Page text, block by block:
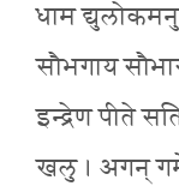
धाम
सौभगाय
इन्द्रेण पीते
खलु । अगन्